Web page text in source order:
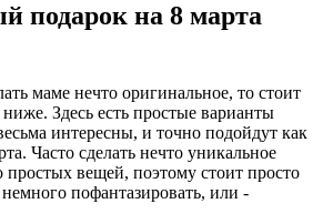
подарок на 8 марта
маме нечто оригинальное, то стоит
Здесь есть простые варианты
интересны, и точно подойдут как
Часто сделать нечто уникальное
вещей, поэтому стоит просто
пофантазировать, или -